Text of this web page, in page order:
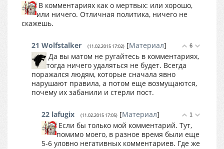
В комментариях как о мертвых: или хорошо,
или ничего. Отличная политика, ничего не
скажешь.
6
21 Wolfstalker (11.02.2015 17:02) [Материал]
Да вы матом не ругайтесь в комментариях,
тогда ничего удаляться не будет. Всегда
поражался людям, которые сначала явно
нарушают правила, а потом еще возмущаются,
почему их забанили и стерли пост.
1
22 lafugix (11.02.2015 17:05) [Материал]
Если бы только мой комментарий. Тут,
помимо моего, в разное время были еще
5-6 уловно негативных комментариев. Где же